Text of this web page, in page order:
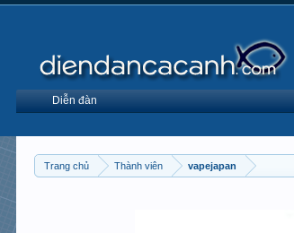
Trang chủ Thành viên vapejapan
Diễn đàn